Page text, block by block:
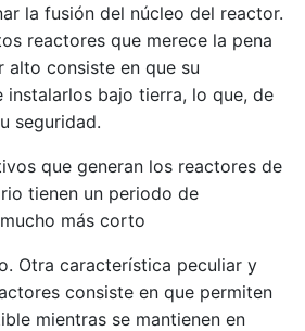
la fusión del núcleo del reactor.
reactores que merece la pena
alto consiste en que su
bajo tierra, lo que, de
seguridad.
que generan los reactores de
tienen un periodo de
más corto
Otra característica peculiar y
consiste en que permiten
mientras se mantienen en